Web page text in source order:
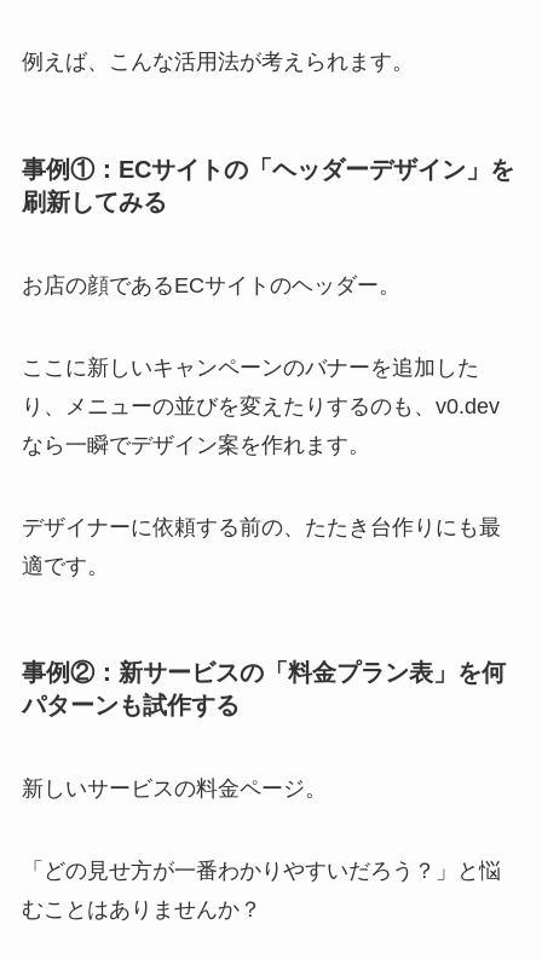
例えば、こんな活用法が考えられます。
事例①：ECサイトの「ヘッダーデザイン」を
刷新してみる
お店の顔であるECサイトのヘッダー。
ここに新しいキャンペーンのバナーを追加した
り、メニューの並びを変えたりするのも、v0.dev
なら一瞬でデザイン案を作れます。
デザイナーに依頼する前の、たたき台作りにも最
適です。
事例②：新サービスの「料金プラン表」を何
パターンも試作する
新しいサービスの料金ページ。
「どの見せ方が一番わかりやすいだろう？」と悩
むことはありませんか？